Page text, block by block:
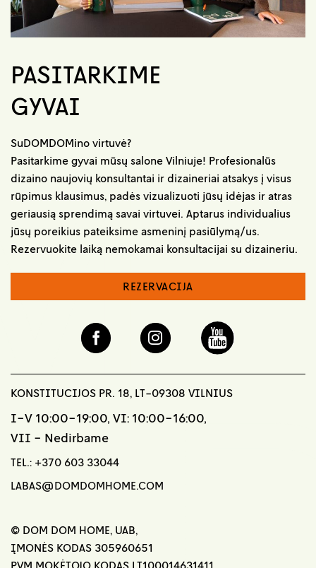
PASITARKIME
GYVAI
SuDOMDOMino virtuvė?
Pasitarkime gyvai mūsų salone Vilniuje! Profesionalūs
dizaino naujovių konsultantai ir dizaineriai atsakys į visus
rūpimus klausimus, padės vizualizuoti jūsų idėjas ir atras
geriausią sprendimą savai virtuvei. Aptarus individualius
jūsų poreikius pateiksime asmeninį pasiūlymą/us.
Rezervuokite laiką nemokamai konsultacijai su dizaineriu.
REZERVACIJA
KONSTITUCIJOS PR. 18, LT-09308 VILNIUS
I-V 10:00-19:00, VI: 10:00-16:00,
VII - Nedirbame
TEL.: +370 603 33044
LABAS@DOMDOMHOME.COM
© DOM DOM HOME, UAB,
ĮMONĖS KODAS 305960651
PVM MOKĖTOJO KODAS LT100014631411